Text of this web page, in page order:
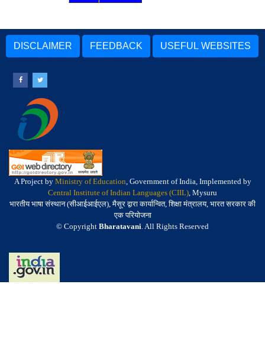
DISCLAIMER FEEDBACK USEFUL WEBSITES
A Project by Ministry of Education, Government of India, Implemented by
Central Institute of Indian Languages (CIIL), Mysuru
भारतीय भाषा संस्थान (सीआईआईएल), मैसूर द्वारा कार्यान्वित, शिक्षा मंत्रालय, भारत सरकार की
एक परियोजना
© Copyright Bharatavani. All Rights Reserved